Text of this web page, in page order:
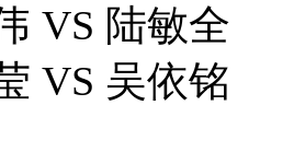
陆敏全
吴依铭